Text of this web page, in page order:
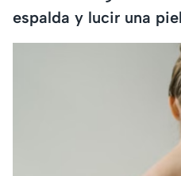
espalda y lucir una